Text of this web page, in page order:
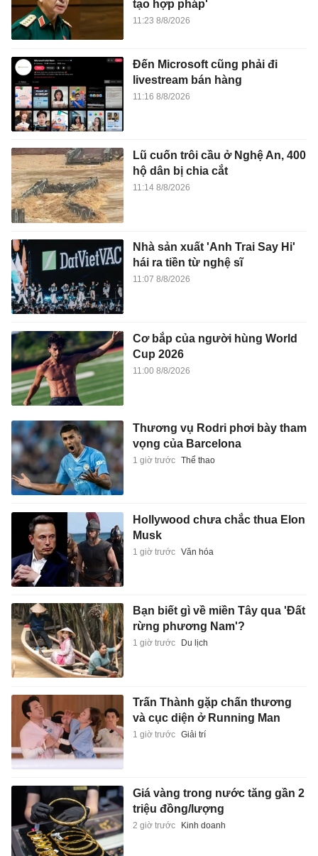
tạo hợp pháp'
11:23 8/8/2026
Đến Microsoft cũng phải đi
livestream bán hàng
11:16 8/8/2026
Lũ cuốn trôi cầu ở Nghệ An, 400
hộ dân bị chia cắt
11:14 8/8/2026
Nhà sản xuất 'Anh Trai Say Hi'
hái ra tiền từ nghệ sĩ
11:07 8/8/2026
Cơ bắp của người hùng World
Cup 2026
11:00 8/8/2026
Thương vụ Rodri phơi bày tham
vọng của Barcelona
1 giờ trước Thể thao
Hollywood chưa chắc thua Elon
Musk
1 giờ trước Văn hóa
Bạn biết gì về miền Tây qua 'Đất
rừng phương Nam'?
1 giờ trước Du lịch
Trấn Thành gặp chấn thương
và cục diện ở Running Man
1 giờ trước Giải trí
Giá vàng trong nước tăng gần 2
triệu đồng/lượng
2 giờ trước Kinh doanh